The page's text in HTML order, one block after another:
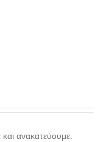
ανακατεύουμε.